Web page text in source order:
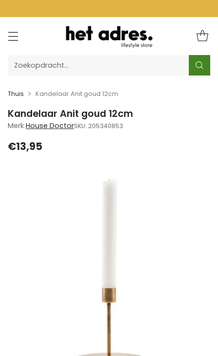
Zoekopdracht…
Thuis Kandelaar Anit goud 12cm
Kandelaar Anit goud 12cm
Merk House DoctorSKU: 205340853
Normale
€13,95